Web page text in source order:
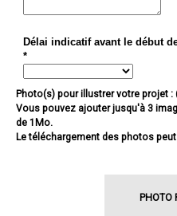
Délai indicatif avant le début
*
Photo(s) pour illustrer votre projet
Vous pouvez ajouter jusqu'à 3
de 1Mo.
Le téléchargement des photos
PHOTO